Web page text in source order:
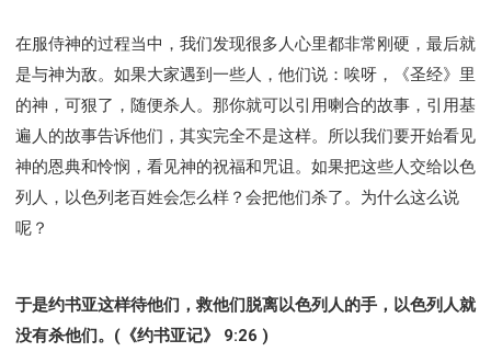
在服侍神的过程当中，我们发现很多人心里都非常刚硬，最后就
是与神为敌。如果大家遇到一些人，他们说：唉呀，《圣经》里
的神，可狠了，随便杀人。那你就可以引用喇合的故事，引用基
遍人的故事告诉他们，其实完全不是这样。所以我们要开始看见
神的恩典和怜悯，看见神的祝福和咒诅。如果把这些人交给以色
列人，以色列老百姓会怎么样？会把他们杀了。为什么这么说
呢？
于是约书亚这样待他们，救他们脱离以色列人的手，以色列人就
没有杀他们。(《约书亚记》 9:26 )